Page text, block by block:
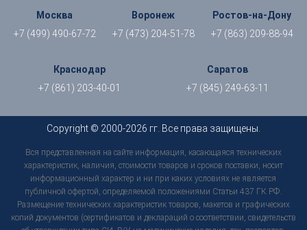
Москва
+7 (499) 490-67-72
Воронеж
+7 (473) 204-51-78
Ростов-на-Дону
+7 (863) 209-88-94
Краснодар
+7 (861) 203-40-01
Саратов
+7 (845) 249-63-11
Copyright © 2000-2026 гг. Все права защищены.
Вся представленная на сайте информация, касающаяся технических
характеристик, наличия, стоимости товаров и сроков поставки, носит
информационный характер и ни при каких условиях не является
публичной офертой, определяемой положениями Статьи 437 ГК РФ.
Размещение технических характеристик товаров, макетов и графических
копий документов (сертификатов и деклараций о соответствии, свидетельств